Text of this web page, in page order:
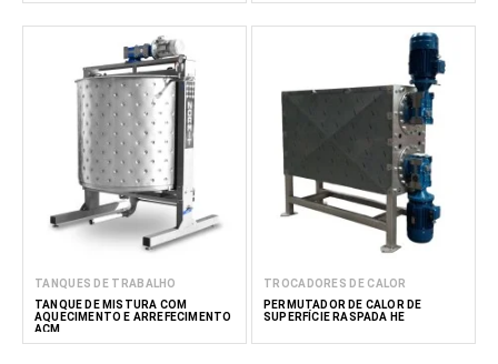
TANQUES DE TRABALHO
TANQUE DE MISTURA COM
AQUECIMENTO E ARREFECIMENTO
ACM
TROCADORES DE CALOR
PERMUTADOR DE CALOR DE
SUPERFÍCIE RASPADA HE